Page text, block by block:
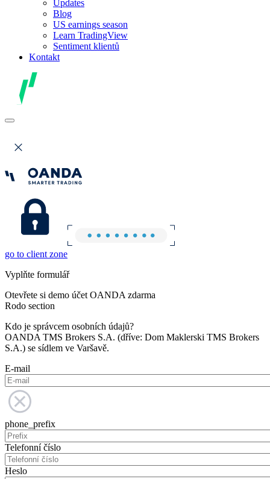
Updates
Blog
US earnings season
Learn TradingView
Sentiment klientů
Kontakt
go to client zone
Vyplňte formulář
Otevřete si demo účet OANDA zdarma
Rodo section
Kdo je správcem osobních údajů?
OANDA TMS Brokers S.A. (dříve: Dom Maklerski TMS Brokers
S.A.) se sídlem ve Varšavě.
E-mail
phone_prefix
Telefonní číslo
Heslo